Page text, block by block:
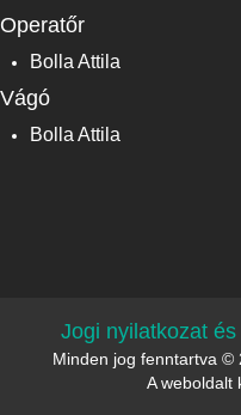
Operatőr
Bolla Attila
Vágó
Bolla Attila
Jogi nyilatkozat
Minden jog fenntartva ©
A weboldalt